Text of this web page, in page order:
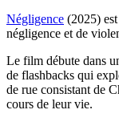
Négligence (2025)
négligence et de
Le film débute dans
de flashbacks qui
de rue consistant de
cours de leur vie.